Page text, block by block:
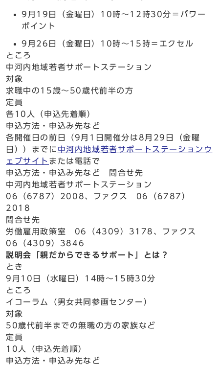
9月19日（金曜日）10時～12時30分＝パワー
ポイント
9月26日（金曜日）10時～15時＝エクセル
ところ
中河内地域若者サポートステーション
対象
求職中の15歳～50歳代前半の方
定員
各10人（申込先着順）
申込方法・申込み先など
各開催日の前日（9月1日開催分は8月29日（金曜
日））までに 中河内地域若者サポートステーションウ
ェブサイト または電話で
申込方法・申込み先など 問合せ先
中河内地域若者サポートステーション
06（6787）2008、ファクス 06（6787）
2018
問合せ先
労働雇用政策室 06（4309）3178、ファクス
06（4309）3846
説明会「親だからできるサポート」とは？
とき
9月10日（水曜日）14時～15時30分
ところ
イコーラム（男女共同参画センター）
対象
50歳代前半までの無職の方の家族など
定員
10人（申込先着順）
申込方法・申込み先など